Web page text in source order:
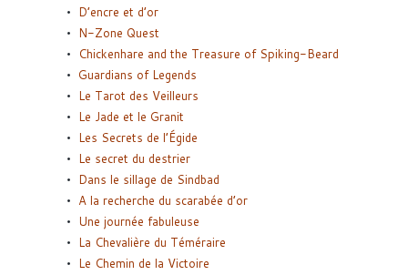
D’encre et d’or
N-Zone Quest
Chickenhare and the Treasure of Spiking-Beard
Guardians of Legends
Le Tarot des Veilleurs
Le Jade et le Granit
Les Secrets de l’Égide
Le secret du destrier
Dans le sillage de Sindbad
A la recherche du scarabée d’or
Une journée fabuleuse
La Chevalière du Téméraire
Le Chemin de la Victoire